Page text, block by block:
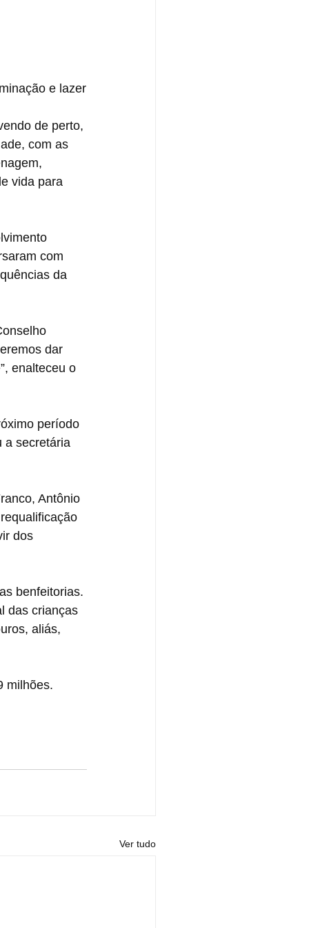
e lazer
de perto,
com as
vida para
com
da
dar
enalteceu o
período
a secretária
Antônio
dos
benfeitorias.
das crianças
aliás,
milhões.
Ver tudo